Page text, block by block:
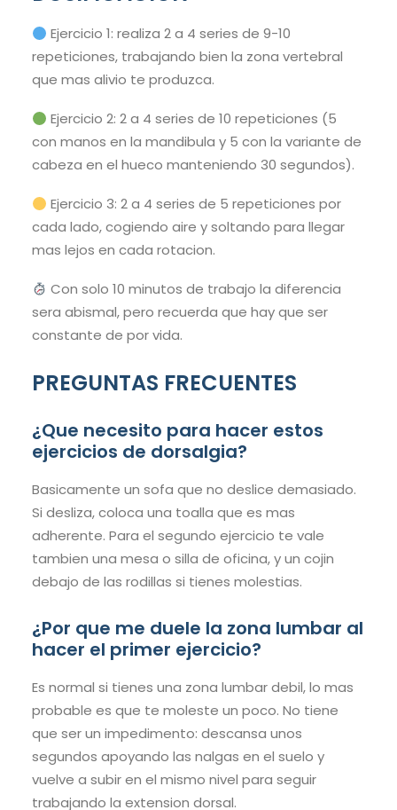
Ejercicio 1: realiza 2 a 4 series de 9-10
repeticiones, trabajando bien la zona vertebral
que mas alivio te produzca.
Ejercicio 2: 2 a 4 series de 10 repeticiones (5
con manos en la mandibula y 5 con la variante de
cabeza en el hueco manteniendo 30 segundos).
Ejercicio 3: 2 a 4 series de 5 repeticiones por
cada lado, cogiendo aire y soltando para llegar
mas lejos en cada rotacion.
Con solo 10 minutos de trabajo la diferencia
sera abismal, pero recuerda que hay que ser
constante de por vida.
PREGUNTAS FRECUENTES
¿Que necesito para hacer estos
ejercicios de dorsalgia?
Basicamente un sofa que no deslice demasiado.
Si desliza, coloca una toalla que es mas
adherente. Para el segundo ejercicio te vale
tambien una mesa o silla de oficina, y un cojin
debajo de las rodillas si tienes molestias.
¿Por que me duele la zona lumbar al
hacer el primer ejercicio?
Es normal si tienes una zona lumbar debil, lo mas
probable es que te moleste un poco. No tiene
que ser un impedimento: descansa unos
segundos apoyando las nalgas en el suelo y
vuelve a subir en el mismo nivel para seguir
trabajando la extension dorsal.